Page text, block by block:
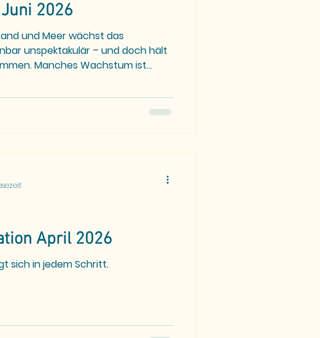
2026
und Meer wächst das
unspektakulär – und doch hält
ist
in
leise und dennoch tragend?
April 2026
sich in jedem Schritt.